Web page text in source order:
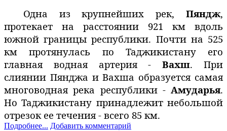
Одна из крупнейших рек, Пяндж,
протекает на расстоянии 921 км вдоль
южной границы республики. Почти на 525
км протянулась по Таджикистану его
главная водная артерия -Вахш. При
слиянии Пянджа и Вахша образуется самая
многоводная река республики - Амударья.
Но Таджикистану принадлежит небольшой
отрезок ее течения - всего 85 км.
Подробнее... Добавить комментарий